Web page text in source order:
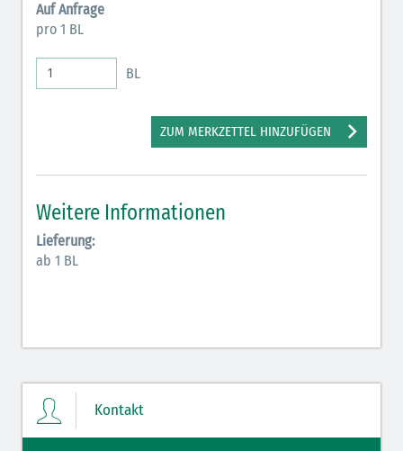
Rahmen)
Bronchodilatatoren (blau-braun)
Antikonvulsiva (grau-lila)
Inodilatatoren (rot-grün)
Elektrolyte (grün-pink)
Elektrolyte Kalium (grün-blau)
Elektrolyte NaCl (grün)
Auf Anfrage
pro 1 BL
BL
ZUM MERKZETTEL HINZUFÜGEN
Weitere Informationen
Lieferung:
ab 1 BL
Kontakt